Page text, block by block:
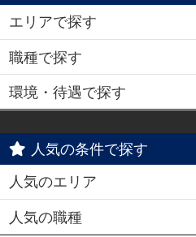
エリアで探す
職種で探す
環境・待遇で探す
人気の条件で探す
人気のエリア
人気の職種